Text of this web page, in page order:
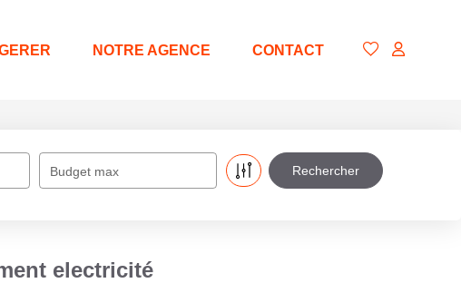
NOTRE AGENCE CONTACT
Budget max
electricité